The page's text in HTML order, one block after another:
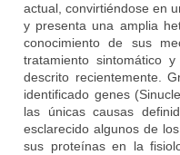
actual, convirtiéndose en
y presenta una amplia
conocimiento de sus
tratamiento sintomático
descrito recientemente.
identificado genes
las únicas causas
esclarecido algunos de
sus proteínas en la